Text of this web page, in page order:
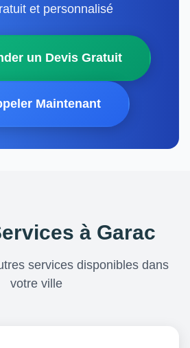
et personnalisé
un Devis Gratuit
Maintenant
à Garac
services disponibles dans
votre ville